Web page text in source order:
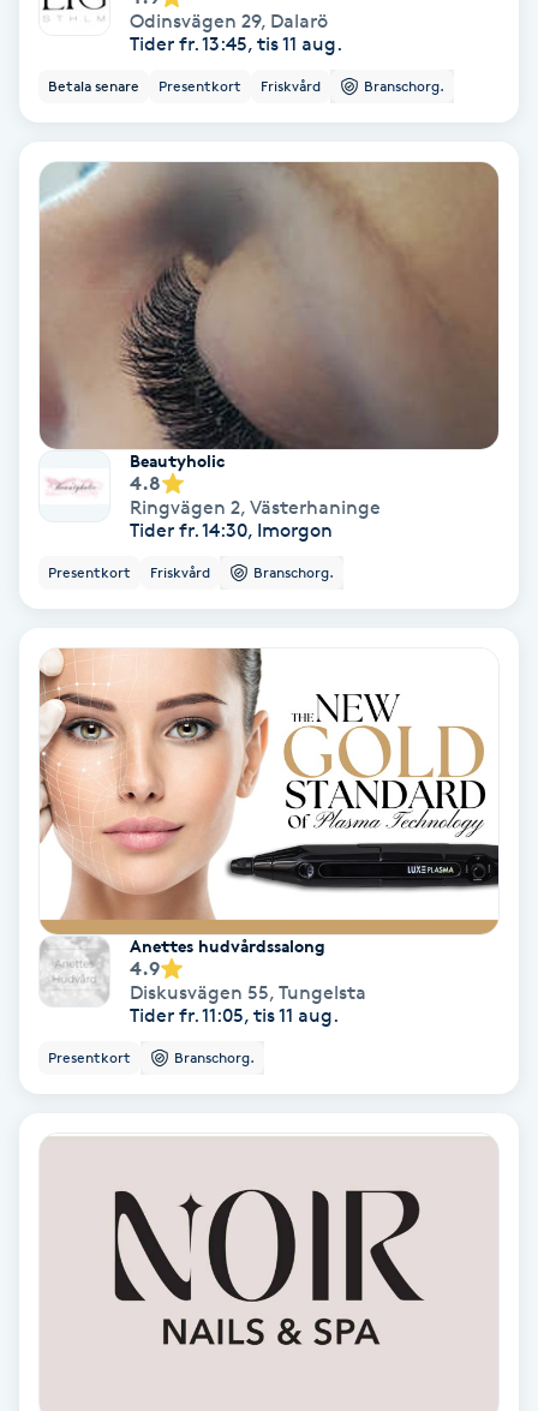
Fransförlängning Volym
Fransrengöring
Friskvårdsmassage
Frisör
Funktionsanalys
Färgning
Gel naglar
Gelenaglar
Gellack
Gellack med förstärkning
Gravidmassage
Gravidyoga
Gruppträning
Gua Sha-massage
Hatha Yoga
Odinsvägen 29, Dalarö
Tider fr. 13:45, tis 11 aug.
Betala senare Presentkort Friskvård Branschorg.
Beautyholic
4.8
Ringvägen 2, Västerhaninge
Tider fr. 14:30, Imorgon
Presentkort Friskvård Branschorg.
Anettes hudvårdssalong
4.9
Diskusvägen 55, Tungelsta
Tider fr. 11:05, tis 11 aug.
Presentkort Branschorg.